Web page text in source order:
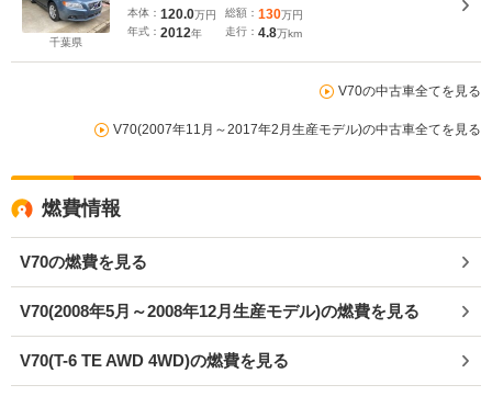
千葉県
本体： 120.0万円
年式： 2012年
総額： 130万円
走行： 4.8万km
V70の中古車全てを見る
V70(2007年11月～2017年2月生産モデル)の中古車全てを見る
燃費情報
V70の燃費を見る
V70(2008年5月～2008年12月生産モデル)の燃費を見る
V70(T-6 TE AWD 4WD)の燃費を見る